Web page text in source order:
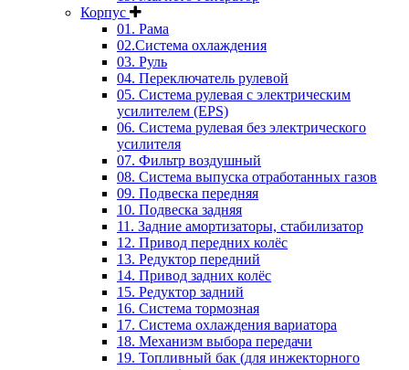
Корпус
01. Рама
02.Система охлаждения
03. Руль
04. Переключатель рулевой
05. Система рулевая с электрическим
усилителем (EPS)
06. Система рулевая без электрического
усилителя
07. Фильтр воздушный
08. Система выпуска отработанных газов
09. Подвеска передняя
10. Подвеска задняя
11. Задние амортизаторы, стабилизатор
12. Привод передних колёс
13. Редуктор передний
14. Привод задних колёс
15. Редуктор задний
16. Система тормозная
17. Система охлаждения вариатора
18. Механизм выбора передачи
19. Топливный бак (для инжекторного